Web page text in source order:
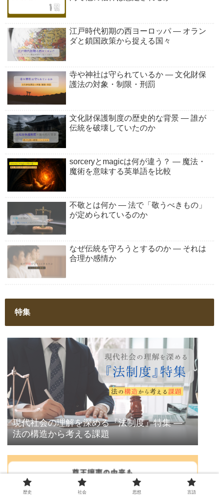
江戸時代初期の西ヨーロッパ ― オラン
ダと鎖国政策から捉える国々
寺や神社は守られているか ― 文化財保
護法の対象・制限・刑罰
文化財保護制度の歴史的な背景 ― 誰が
伝統を破壊していたのか
sorceryとmagicは何が違う？ ― 魔法・
魔術を意味する英単語を比較
不敬とは何か ― 法で「敬うべきもの」
が定められているのか
なぜ伝統を守ろうとするのか ― それは
合理か感情か
特集
現代社会の理解を深める『法制度』特集 ―
法の構造から考える課題
歴史 社会 思想 言語